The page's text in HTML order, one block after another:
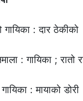
गायिका : दार ठेकीको
: गायिका ; रातो
: मायाको डोरी